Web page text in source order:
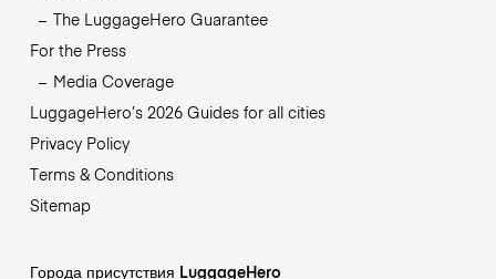
The LuggageHero Guarantee
For the Press
Media Coverage
LuggageHero’s 2026 Guides for all cities
Privacy Policy
Terms & Conditions
Sitemap
Города присутствия LuggageHero